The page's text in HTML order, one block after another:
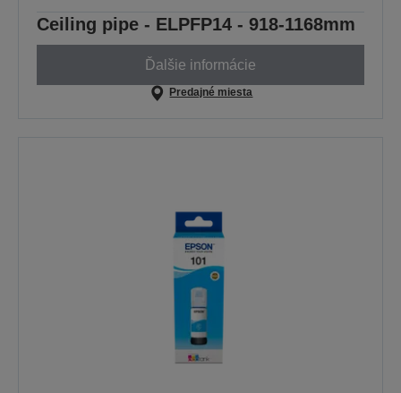
Ceiling pipe - ELPFP14 - 918-1168mm
Ďalšie informácie
Predajné miesta